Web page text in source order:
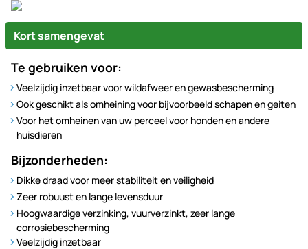
Kort samengevat
Te gebruiken voor:
Veelzijdig inzetbaar voor wildafweer en gewasbescherming
Ook geschikt als omheining voor bijvoorbeeld schapen en geiten
Voor het omheinen van uw perceel voor honden en andere
huisdieren
Bijzonderheden:
Dikke draad voor meer stabiliteit en veiligheid
Zeer robuust en lange levensduur
Hoogwaardige verzinking, vuurverzinkt, zeer lange
corrosiebescherming
Veelzijdig inzetbaar